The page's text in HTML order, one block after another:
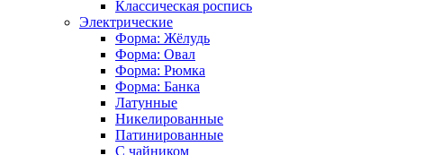
Классическая роспись
Электрические
Форма: Жёлудь
Форма: Овал
Форма: Рюмка
Форма: Банка
Латунные
Никелированные
Патинированные
С чайником